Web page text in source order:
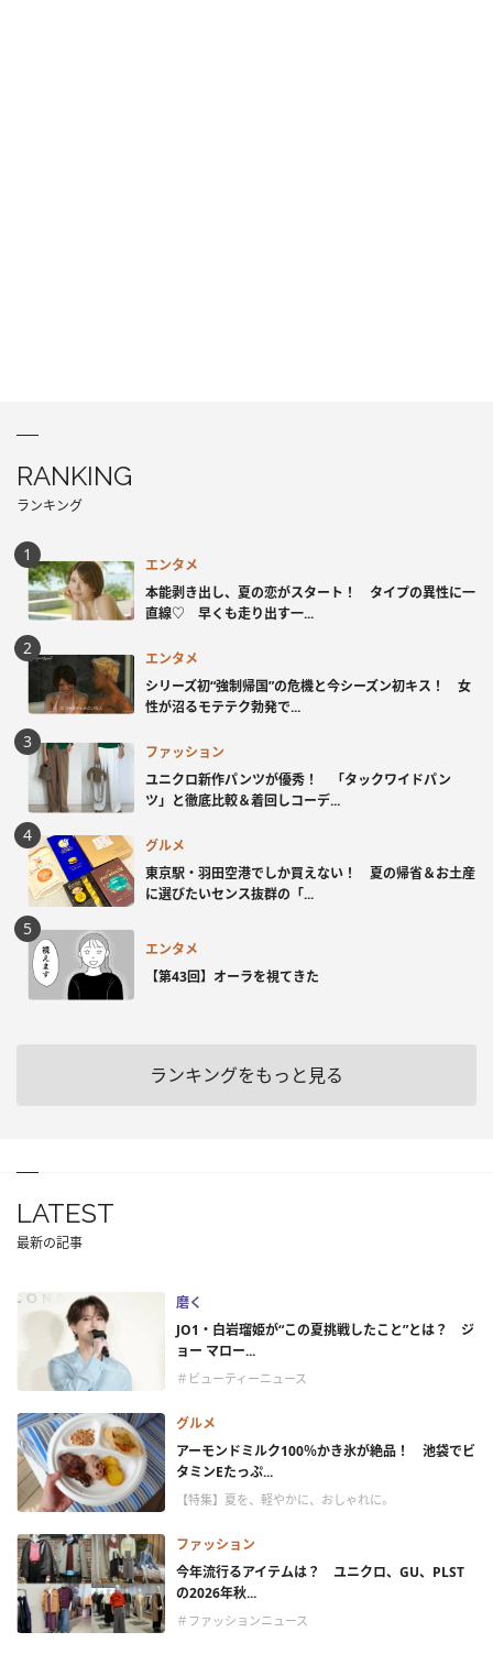
RANKING
ランキング
エンタメ
本能剥き出し、夏の恋がスタート！ タイプの異性に一
直線♡ 早くも走り出す一...
エンタメ
シリーズ初“強制帰国”の危機と今シーズン初キス！ 女
性が沼るモテテク勃発で...
ファッション
ユニクロ新作パンツが優秀！ 「タックワイドパン
ツ」と徹底比較＆着回しコーデ...
グルメ
東京駅・羽田空港でしか買えない！ 夏の帰省＆お土産
に選びたいセンス抜群の「...
エンタメ
【第43回】オーラを視てきた
ランキングをもっと見る
LATEST
最新の記事
磨く
JO1・白岩瑠姫が“この夏挑戦したこと”とは？ ジ
ョー マロー...
＃ビューティーニュース
グルメ
アーモンドミルク100％かき氷が絶品！ 池袋でビ
タミンEたっぷ...
【特集】夏を、軽やかに、おしゃれに。
ファッション
今年流行るアイテムは？ ユニクロ、GU、PLST
の2026年秋...
＃ファッションニュース